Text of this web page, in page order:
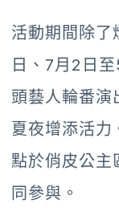
活動期間除
日、7月2日
頭藝人輪番演
夏夜增添活
點於俏皮公主
同參與。